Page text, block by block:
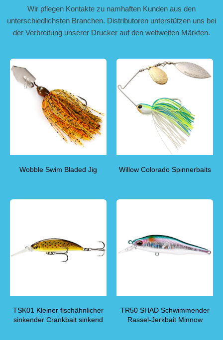
Wir pflegen Kontakte zu namhaften Kunden aus den
unterschiedlichsten Branchen. Distributoren unterstützen uns bei
der Verbreitung unserer Drucker auf den weltweiten Märkten.
Wobble Swim Bladed Jig Willow Colorado Spinnerbaits
TSK01 Kleiner fischähnlicher
sinkender Crankbait sinkend
TR50 SHAD Schwimmender
Rassel-Jerkbait Minnow